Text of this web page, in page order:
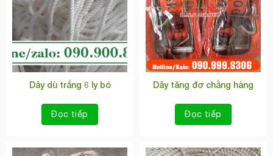
Dây dù trắng 6 ly bó
Đọc tiếp
Dây tăng đơ chằng hàng
Đọc tiếp